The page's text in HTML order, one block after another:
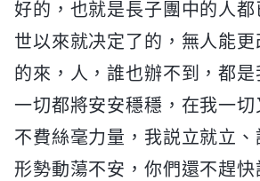
好的，也就是長子團中的人都
世以來就决定了的，無人能
的來，人，誰也辦不到，都
一切都將安安穩穩，在我一切
不費絲毫力量，我説立就立
形勢動蕩不安，你們還不趕